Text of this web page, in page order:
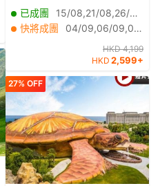
生態美景5天之旅吉隆坡(“七彩
階梯”黑風洞、茨廠街)、怡保
(「泰姬陵」百年火車站、二奶
巷、閒真別墅)、安順(乘船觀
賞霹靂河夕陽美景、百鳥歸巢)
已成團
15/08,21/08,26/08,28/08,17/10,30/10,30/11
快將成團
04/09,06/09,07/09,09/09,10/09,13/09,16/09,19/09,20/09,21/09,22/09,24/09,25/09,05/10,06/10,07/10,08/10,09/10,11/10,13/10
HKD 4,199
HKD 2,599+
27% OFF